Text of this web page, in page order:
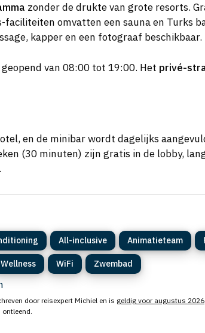
zonder de drukte van grote resorts.
omvatten een sauna en Turks
kapper en een fotograaf beschikbaar.
van 08:00 tot 19:00. Het privé-
en de minibar wordt dagelijks
(30 minuten) zijn gratis in de lobby,
All-inclusive Animatieteam
Wellness WiFi Zwembad
door reisexpert Michiel en is geldig voor augustus 2026